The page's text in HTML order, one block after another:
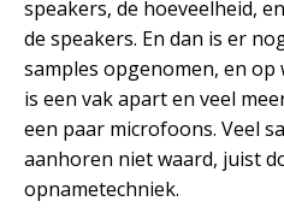
speakers, de hoeveelheid,
de speakers. En dan is er
samples opgenomen, en op
is een vak apart en veel
een paar microfoons. Veel
aanhoren niet waard, juist
opnametechniek.